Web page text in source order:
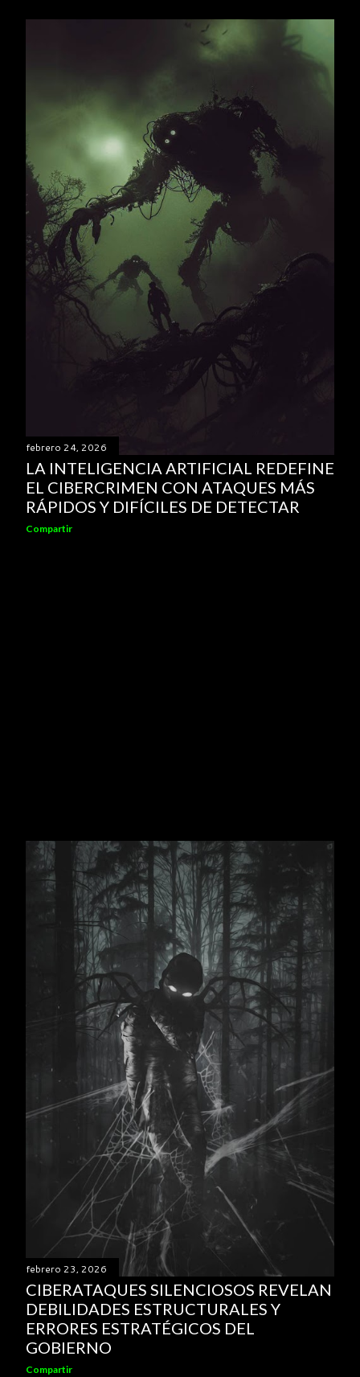
febrero 24, 2026
LA INTELIGENCIA ARTIFICIAL REDEFINE
EL CIBERCRIMEN CON ATAQUES MÁS
RÁPIDOS Y DIFÍCILES DE DETECTAR
Compartir
febrero 23, 2026
CIBERATAQUES SILENCIOSOS REVELAN
DEBILIDADES ESTRUCTURALES Y
ERRORES ESTRATÉGICOS DEL
GOBIERNO
Compartir